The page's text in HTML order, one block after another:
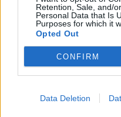
Retention, Sale, and/
Personal Data that Is
Purposes for which it
Opted Out
CONFIRM
Data Deletion